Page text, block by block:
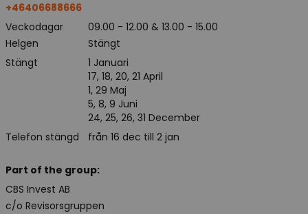
+46406688666
Veckodagar
09.00 - 12.00 & 13.00 - 15.00
Helgen
Stängt
Stängt
Telefon stängd
1 Januari
17, 18, 20, 21 April
1, 29 Maj
5, 8, 9 Juni
24, 25, 26, 31 December
från 16 dec till 2 jan
Part of the group:
CBS Invest AB
c/o Revisorsgruppen